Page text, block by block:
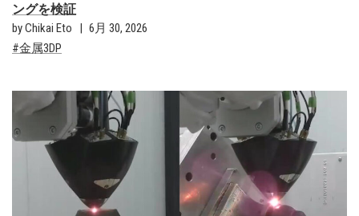
ングを検証
by Chikai Eto
6月 30, 2026
金属3DP